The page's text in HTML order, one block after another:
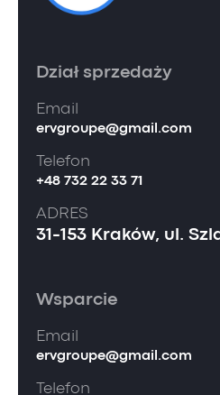
Dział sprzedaży
Email
ervgroupe@gmail.com
Telefon
+48 732 22 33 71
ADRES
31-153 Kraków, ul.
Wsparcie
Email
ervgroupe@gmail.com
Telefon